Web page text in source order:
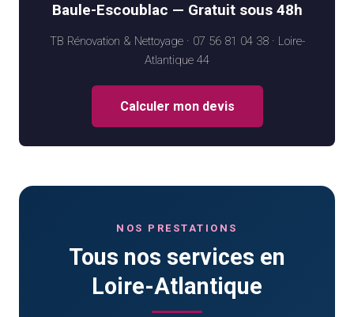
Baule-Escoublac — Gratuit sous 48h
TB Rénovation & Nettoyage · 07 56 81 04 38 · Loire-
Atlantique 44
Calculer mon devis
NOS PRESTATIONS
Tous nos services en
Loire-Atlantique